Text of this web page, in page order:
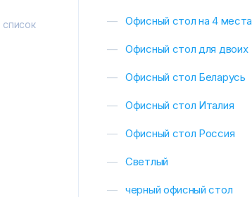
Офисный стол на 4 места
Офисный стол для двоих
Офисный стол Беларусь
Офисный стол Италия
Офисный стол Россия
Светлый
черный офисный стол
список